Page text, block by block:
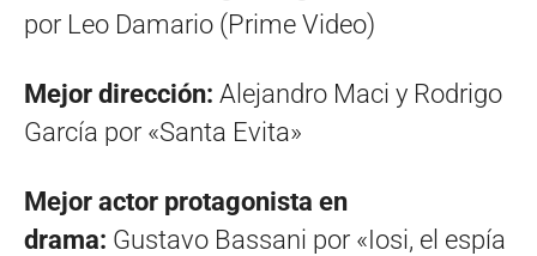
por Leo Damario (Prime Video)
Mejor dirección: Alejandro Maci y Rodrigo
García por «Santa Evita»
Mejor actor protagonista en
drama: Gustavo Bassani por «Iosi, el espía